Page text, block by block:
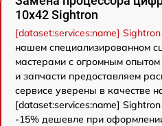
10x42 Sightron
[dataset:services:name]
нашем специализированном
мастерами с огромным
и запчасти предоставляем
сервисе уверены в качестве
[dataset:services:name]
-15% дешевле при